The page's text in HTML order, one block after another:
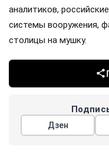
аналитиков,
системы вооружения,
столицы на мушку.
Дзен